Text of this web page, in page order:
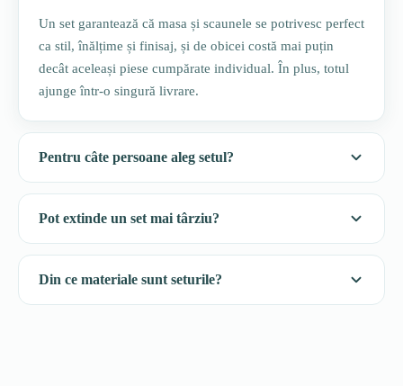
Un set garantează că masa și scaunele se potrivesc perfect
ca stil, înălțime și finisaj, și de obicei costă mai puțin
decât aceleași piese cumpărate individual. În plus, totul
ajunge într-o singură livrare.
Pentru câte persoane aleg setul?
Pot extinde un set mai târziu?
Din ce materiale sunt seturile?